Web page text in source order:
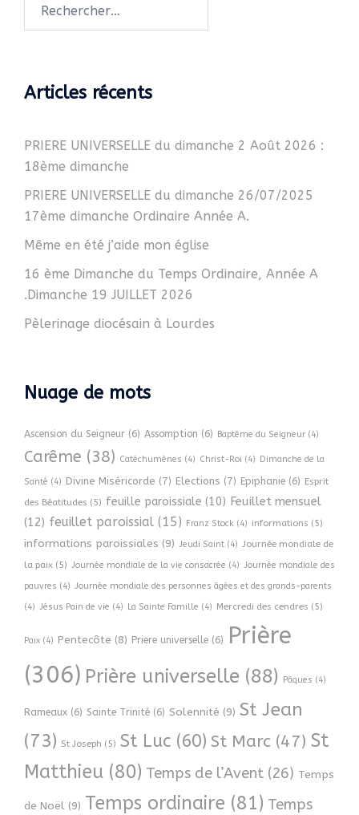
Articles récents
PRIERE UNIVERSELLE du dimanche 2 Août 2026 :
18ème dimanche
PRIERE UNIVERSELLE du dimanche 26/07/2025
17ème dimanche Ordinaire Année A.
Même en été j’aide mon église
16 ème Dimanche du Temps Ordinaire, Année A
.Dimanche 19 JUILLET 2026
Pèlerinage diocésain à Lourdes
Nuage de mots
Ascension du Seigneur (6) Assomption (6) Baptême du Seigneur (4)
Carême (38) Catéchumènes (4) Christ-Roi (4) Dimanche de la
Santé (4) Divine Miséricorde (7) Elections (7) Epiphanie (6) Esprit
des Béatitudes (5) feuille paroissiale (10) Feuillet mensuel
(12) feuillet paroissial (15) Franz Stock (4) informations (5)
informations paroissiales (9) Jeudi Saint (4) Journée mondiale de
la paix (5) Journée mondiale de la vie consacrée (4) Journée mondiale des
pauvres (4) Journée mondiale des personnes âgées et des grands-parents
(4) Jésus Pain de vie (4) La Sainte Famille (4) Mercredi des cendres (5)
Paix (4) Pentecôte (8) Priere universelle (6)
Prière
(306) Prière universelle (88) Pâques (4)
Rameaux (6) Sainte Trinité (6) Solennité (9) St Jean
(73) St Joseph (5) St Luc (60) St Marc (47) St
Matthieu (80) Temps de l’Avent (26) Temps
de Noël (9) Temps ordinaire (81) Temps